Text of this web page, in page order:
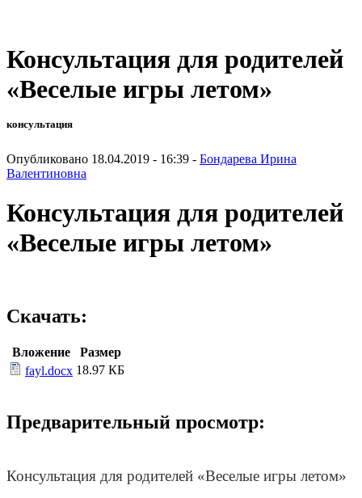
Консультация для родителей
«Веселые игры летом»
консультация
Опубликовано 18.04.2019 - 16:39 - Бондарева Ирина
Валентиновна
Консультация для родителей
«Веселые игры летом»
Скачать:
Вложение
Размер
fayl.docx 18.97 КБ
Предварительный просмотр:
Консультация для родителей «Веселые игры летом»